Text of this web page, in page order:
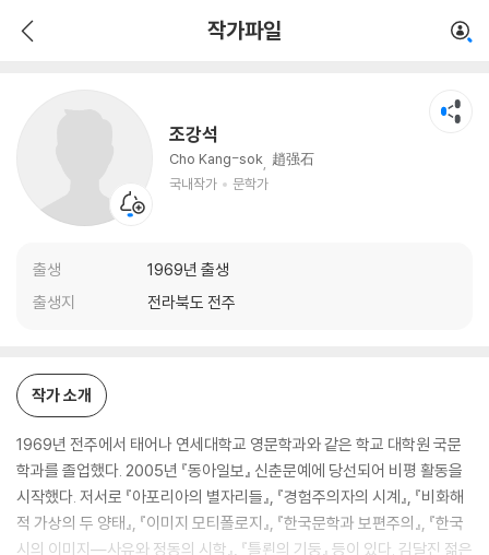
작가파일
조강석
Cho Kang-sok
趙强石
국내작가
문학가
출생
1969년 출생
출생지
전라북도 전주
작가 소개
1969년 전주에서 태어나 연세대학교 영문학과와 같은 학교 대학원 국문
학과를 졸업했다. 2005년 『동아일보』 신춘문예에 당선되어 비평 활동을
시작했다. 저서로 『아포리아의 별자리들』, 『경험주의자의 시계』, 『비화해
적 가상의 두 양태』, 『이미지 모티폴로지』, 『한국문학과 보편주의』, 『한국
시의 이미지―사유와 정동의 시학』, 『틀뢴의 기둥』 등이 있다. 김달진 젊은